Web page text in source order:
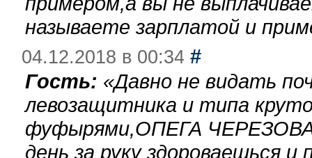
называете зарплатой и
04.12.2018 в 00:34 #
Гость: «Давно не видать
левозащитника и типа
фуфырями,ОПЕГА
день за руку здороваешься